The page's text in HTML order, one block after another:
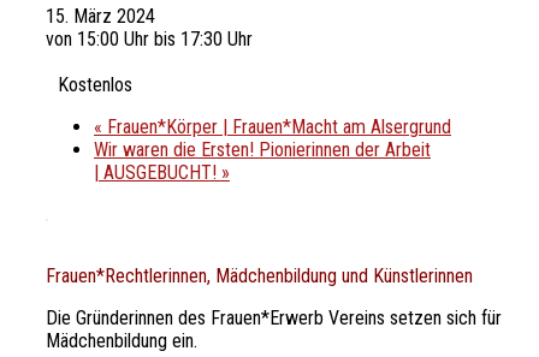
15. März 2024
von 15:00 Uhr bis 17:30 Uhr
Kostenlos
« Frauen*Körper | Frauen*Macht am Alsergrund
Wir waren die Ersten! Pionierinnen der Arbeit
| AUSGEBUCHT! »
Frauen*Rechtlerinnen, Mädchenbildung und Künstlerinnen
Die Gründerinnen des Frauen*Erwerb Vereins setzen sich für
Mädchenbildung ein.